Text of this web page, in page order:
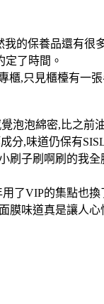
的保養品還有很
了時間。
櫃,只見櫃檯有一
泡泡綿密,比之前
分,味道仍保有
刷子刷啊刷的我
了VIP的集點也
味道真是讓人